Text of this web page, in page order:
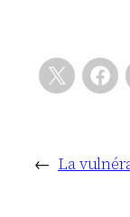
← La